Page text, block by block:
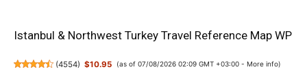
Istanbul & Northwest Turkey Travel Reference Map WP
(4554) $10.95 (as of 07/08/2026 02:09 GMT +03:00 - More info)